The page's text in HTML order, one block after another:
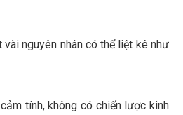
nguyên nhân có thể liệt kê như
tính, không có chiến lược kinh